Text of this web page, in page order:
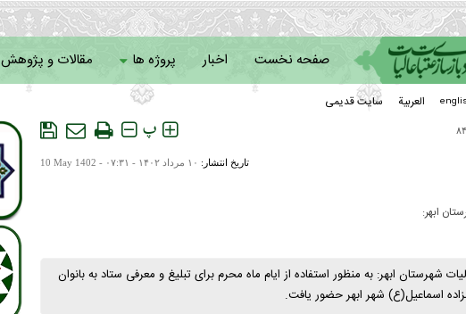
صفحه نخست اخبار پروژه ها مقالات و پژوهش
سامانه خادمان العربیة سایت قدیمی
پ
تاریخ انتشار: ۱۰ مرداد ۱۴۰۲ - ۰۷:۳۱ - 10 May 1402
ابهر:
شهرستان ابهر: به منظور استفاده از ایام ماه محرم برای تبلیغ و معرفی ستاد به بانوان
اسماعیل(ع) شهر ابهر حضور یافت.